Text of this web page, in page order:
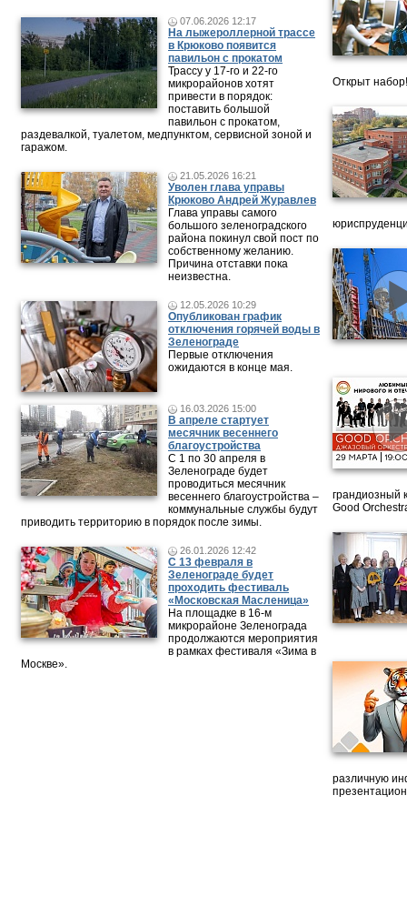
07.06.2026 12:17
На лыжероллерной трассе
в Крюково появится
павильон с прокатом
Трассу у 17-го и 22-го
микрорайонов хотят
привести в порядок:
поставить большой
павильон с прокатом,
раздевалкой, туалетом, медпунктом, сервисной зоной и
гаражом.
21.05.2026 16:21
Уволен глава управы
Крюково Андрей Журавлев
Глава управы самого
большого зеленоградского
района покинул свой пост по
собственному желанию.
Причина отставки пока
неизвестна.
12.05.2026 10:29
Опубликован график
отключения горячей воды в
Зеленограде
Первые отключения
ожидаются в конце мая.
16.03.2026 15:00
В апреле стартует
месячник весеннего
благоустройства
С 1 по 30 апреля в
Зеленограде будет
проводиться месячник
весеннего благоустройства –
коммунальные службы будут
приводить территорию в порядок после зимы.
26.01.2026 12:42
С 13 февраля в
Зеленограде будет
проходить фестиваль
«Московская Масленица»
На площадке в 16-м
микрорайоне Зеленограда
продолжаются мероприятия
в рамках фестиваля «Зима в
Москве».
Открыт набор!
грандиозный
Good
различную